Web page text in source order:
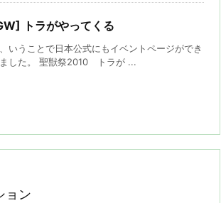
トラがやってくる
いうことで日本公式にもイベントページができ
した。 聖獣祭2010 トラが ...
ョン